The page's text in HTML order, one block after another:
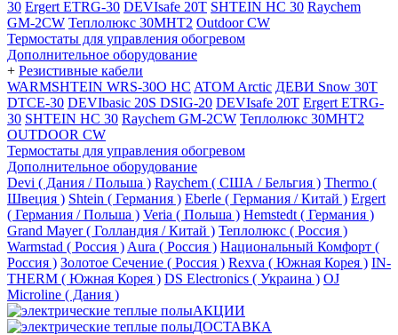
30 Ergert ETRG-30 DEVIsafe 20T SHTEIN HC 30 Raychem
GM-2CW Теплолюкс 30МНТ2 Outdoor CW
Термостаты для управления обогревом
Дополнительное оборудование
+ Резистивные кабели
WARMSHTEIN WRS-30O HC ATOM Arctic ДЕВИ Snow 30T
DTCE-30 DEVIbasic 20S DSIG-20 DEVIsafe 20T Ergert ETRG-
30 SHTEIN HC 30 Raychem GM-2CW Теплолюкс 30МНТ2
OUTDOOR CW
Термостаты для управления обогревом
Дополнительное оборудование
Devi ( Дания / Польша ) Raychem ( США / Бельгия ) Thermo (
Швеция ) Shtein ( Германия ) Eberle ( Германия / Китай ) Ergert
( Германия / Польша ) Veria ( Польша ) Hemstedt ( Германия )
Grand Mayer ( Голландия / Китай ) Теплолюкс ( Россия )
Warmstad ( Россия ) Aura ( Россия ) Национальный Комфорт (
Россия ) Золотое Сечение ( Россия ) Rexva ( Южная Корея ) IN-
THERM ( Южная Корея ) DS Electronics ( Украина ) OJ
Microline ( Дания )
АКЦИИ
ДОСТАВКА